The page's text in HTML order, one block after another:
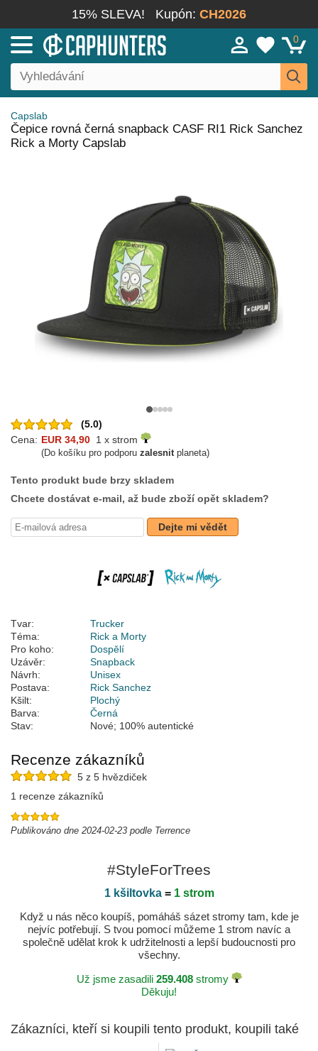
15% SLEVA! Kupón: CH2026
0
Capslab
Čepice rovná černá snapback CASF RI1 Rick Sanchez
Rick a Morty Capslab
(5.0)
Cena: EUR 34,90 1 x strom
(Do košíku pro podporu zalesnitplaneta)
Tento produkt bude brzy skladem
Chcete dostávat e-mail, až bude zboží opět skladem?
Dejte mi vědět
Tvar:
Trucker
Téma:
Rick a Morty
Pro koho:
Dospělí
Uzávěr:
Snapback
Návrh:
Unisex
Postava:
Rick Sanchez
Kšilt:
Plochý
Barva:
Černá
Stav:
Nové; 100% autentické
Recenze zákazníků
5 z 5 hvězdiček
1 recenze zákazníků
Publikováno dne 2024-02-23 podle Terrence
#StyleForTrees
1 kšiltovka= 1 strom
Když u nás něco koupíš, pomáháš sázet stromy tam, kde je
nejvíc potřebují. S tvou pomocí můžeme 1 strom navíc a
společně udělat krok k udržitelnosti a lepší budoucnosti pro
všechny.
Už jsme zasadili 259.408stromy
Děkuju!
Zákazníci, kteří si koupili tento produkt, koupili také